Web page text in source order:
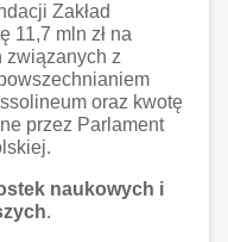
Zakład
11,7 mln zł na
związanych z
oraz kwotę
przez Parlament
naukowych i
.